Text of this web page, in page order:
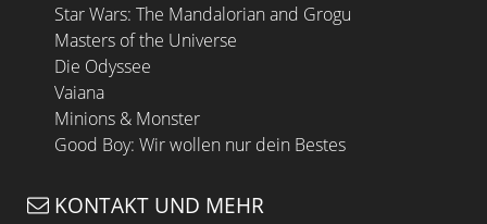
Star Wars: The Mandalorian and Grogu
Masters of the Universe
Die Odyssee
Vaiana
Minions & Monster
Good Boy: Wir wollen nur dein Bestes
KONTAKT UND MEHR